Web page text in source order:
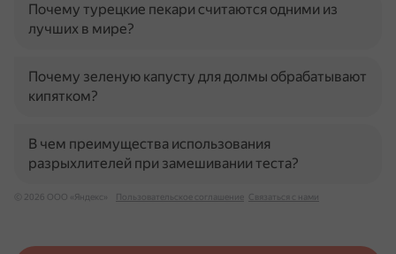
Почему турецкие пекари считаются одними из
лучших в мире?
Почему зеленую капусту для долмы обрабатывают
кипятком?
В чем преимущества использования
разрыхлителей при замешивании теста?
© 2026 ООО «Яндекс» Пользовательское соглашение Связаться с нами